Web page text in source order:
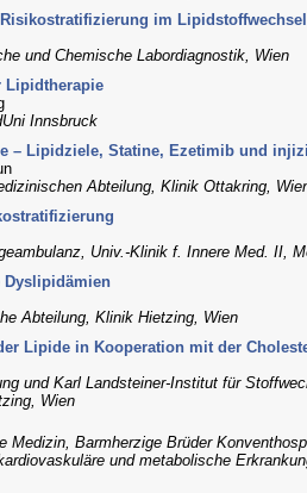
im Lipidstoffwechsel
und Chemische Labordiagnostik, Wien
Lipidtherapie
Innsbruck
– Lipidziele, Statine, Ezetimib und
Abteilung, Klinik Ottakring,
Univ.-Klinik f. Innere Med. II,
Dyslipidämien
Abteilung, Klinik Hietzing, Wien
Lipide in Kooperation mit der
und Karl Landsteiner-Institut für
Wien
Medizin, Barmherzige Brüder
und metabolische